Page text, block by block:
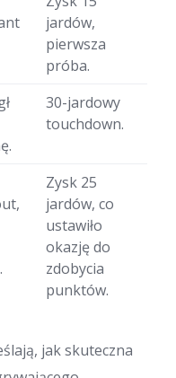
jardów,
pierwsza
próba.
30-jardowy
touchdown.
Zysk 25
jardów, co
ustawiło
okazję do
zdobycia
punktów.
jak skuteczna